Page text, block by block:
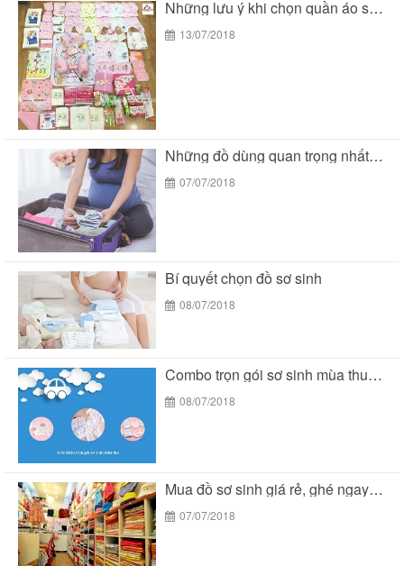
Những lưu ý khi chọn quần áo sơ sinh...
13/07/2018
Những đồ dùng quan trọng nhất trong giỏ đồ...
07/07/2018
Bí quyết chọn đồ sơ sinh
08/07/2018
Combo trọn gói sơ sinh mùa thu siêu tiết...
08/07/2018
Mua đồ sơ sinh giá rẻ, ghé ngay Bé...
07/07/2018